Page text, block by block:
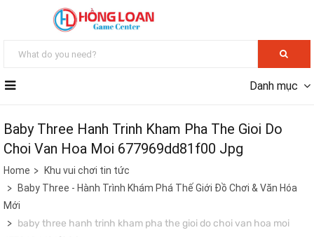
Danh mục
Baby Three Hanh Trinh Kham Pha The Gioi Do
Choi Van Hoa Moi 677969dd81f00 Jpg
Home
Khu vui chơi tin tức
Baby Three - Hành Trình Khám Phá Thế Giới Đồ Chơi & Văn Hóa
Mới
baby three hanh trinh kham pha the gioi do choi van hoa moi